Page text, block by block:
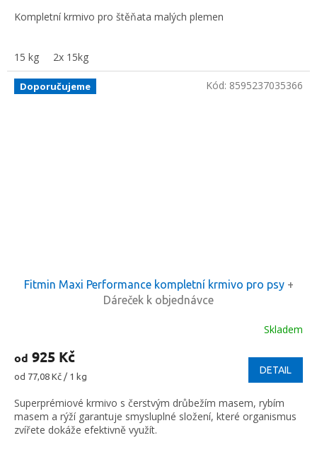
Kompletní krmivo pro štěňata malých plemen
15 kg 2x 15kg
Doporučujeme
Fitmin Maxi Performance kompletní krmivo pro psy +
Dáreček k objednávce
Skladem
od 925 Kč
Měrná
od 77,08 Kč / 1 kg
DETAIL
Superprémiové krmivo s čerstvým drůbežím masem, rybím
masem a rýží garantuje smysluplné složení, které organismus
zvířete dokáže efektivně využít.
Kód: 8595237035366